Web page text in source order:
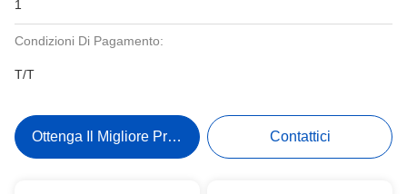
1
Condizioni Di Pagamento:
T/T
Ottenga Il Migliore Prezzo Contattici